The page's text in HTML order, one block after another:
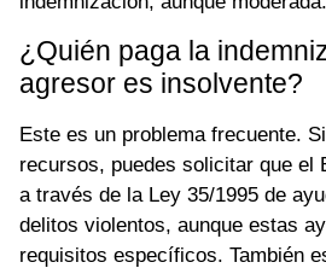
¿Quién paga la
agresor es insolvente?
Este es un problema frecuente.
recursos, puedes solicitar que el
a través de la Ley 35/1995 de
delitos violentos, aunque estas
requisitos específicos. También